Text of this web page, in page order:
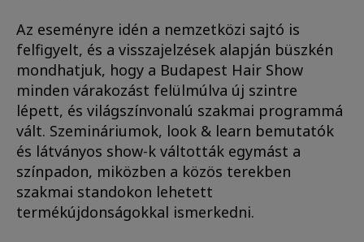
Az eseményre idén a nemzetközi sajtó is
felfigyelt, és a visszajelzések alapján büszkén
mondhatjuk, hogy a Budapest Hair Show
minden várakozást felülmúlva új szintre
lépett, és világszínvonalú szakmai programmá
vált. Szemináriumok, look & learn bemutatók
és látványos show-k váltották egymást a
színpadon, miközben a közös terekben
szakmai standokon lehetett
termékújdonságokkal ismerkedni.